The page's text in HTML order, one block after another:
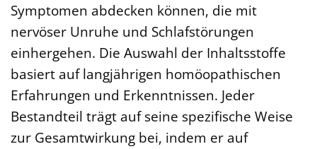
Symptomen abdecken können, die mit
nervöser Unruhe und Schlafstörungen
einhergehen. Die Auswahl der Inhaltsstoffe
basiert auf langjährigen homöopathischen
Erfahrungen und Erkenntnissen. Jeder
Bestandteil trägt auf seine spezifische Weise
zur Gesamtwirkung bei, indem er auf